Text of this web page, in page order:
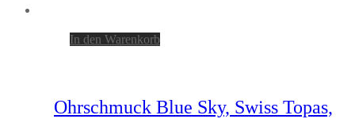
In den Warenkorb
Ohrschmuck Blue Sky, Swiss Topas,